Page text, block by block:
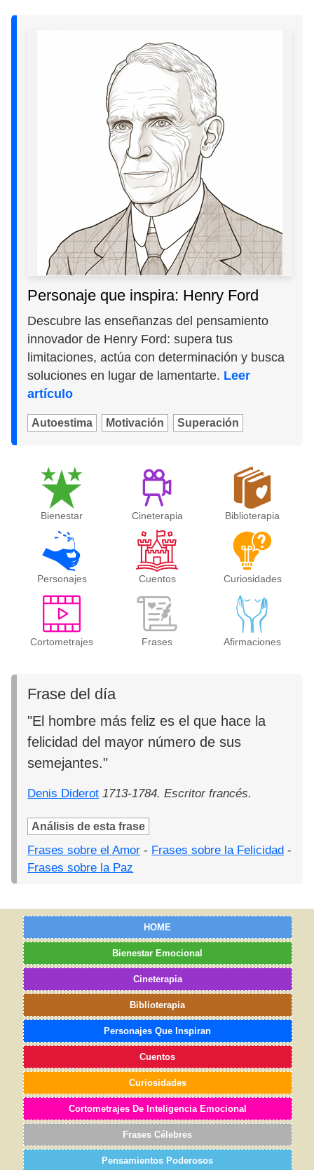
Personaje que inspira: Henry Ford
Descubre las enseñanzas del pensamiento
innovador de Henry Ford: supera tus
limitaciones, actúa con determinación y busca
soluciones en lugar de lamentarte. Leer
artículo
Autoestima Motivación Superación
Bienestar Cineterapia Biblioterapia
Personajes Cuentos Curiosidades
Cortometrajes Frases Afirmaciones
Frase del día
"El hombre más feliz es el que hace la
felicidad del mayor número de sus
semejantes."
Denis Diderot 1713-1784. Escritor francés.
Análisis de esta frase
Frases sobre el Amor - Frases sobre la Felicidad -
Frases sobre la Paz
HOME
Bienestar Emocional
Cineterapia
Biblioterapia
Personajes Que Inspiran
Cuentos
Curiosidades
Cortometrajes De Inteligencia Emocional
Frases Célebres
Pensamientos Poderosos